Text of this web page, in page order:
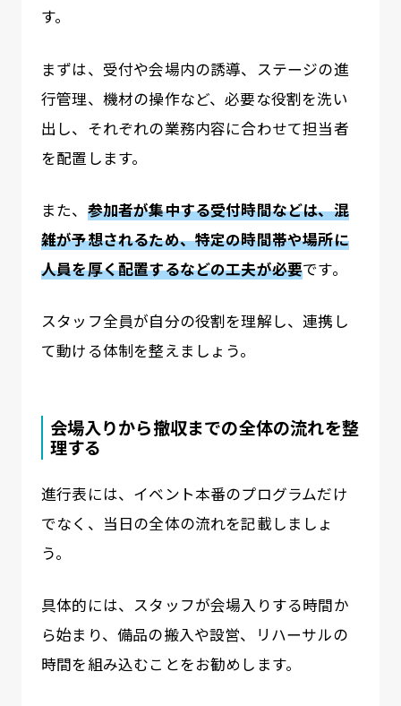
す。
まずは、受付や会場内の誘導、ステージの進
行管理、機材の操作など、必要な役割を洗い
出し、それぞれの業務内容に合わせて担当者
を配置します。
また、 参加者が集中する受付時間などは、混
雑が予想されるため、特定の時間帯や場所に
人員を厚く配置するなどの工夫が必要です。
スタッフ全員が自分の役割を理解し、連携し
て動ける体制を整えましょう。
会場入りから撤収までの全体の流れを整
理する
進行表には、イベント本番のプログラムだけ
でなく、当日の全体の流れを記載しましょ
う。
具体的には、スタッフが会場入りする時間か
ら始まり、備品の搬入や設営、リハーサルの
時間を組み込むことをお勧めします。